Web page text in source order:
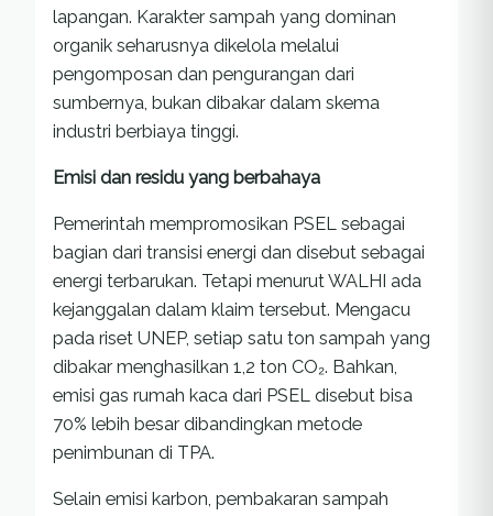
lapangan. Karakter sampah yang dominan
organik seharusnya dikelola melalui
pengomposan dan pengurangan dari
sumbernya, bukan dibakar dalam skema
industri berbiaya tinggi.
Emisi dan residu yang berbahaya
Pemerintah mempromosikan PSEL sebagai
bagian dari transisi energi dan disebut sebagai
energi terbarukan. Tetapi menurut WALHI ada
kejanggalan dalam klaim tersebut. Mengacu
pada riset UNEP, setiap satu ton sampah yang
dibakar menghasilkan 1,2 ton CO₂. Bahkan,
emisi gas rumah kaca dari PSEL disebut bisa
70% lebih besar dibandingkan metode
penimbunan di TPA.
Selain emisi karbon, pembakaran sampah